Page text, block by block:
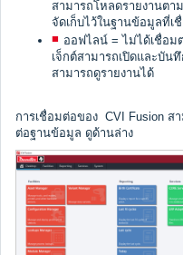
สามารถโหลดรายงานต
จัดเก็บไว้ในฐานข้อมูลที่เ
ออฟไลน์ = ไม่ได้เชื่อม
เจ็กต์สามารถเปิดและบัน
สามารถดูรายงานได้
การเชื่อมต่อของ CVI Fusion ส
ต่อฐานข้อมูล ดูด้านล่าง